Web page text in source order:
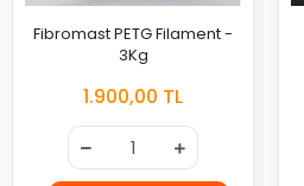
Fibromast PETG Filament -
3Kg
1.900,00 TL